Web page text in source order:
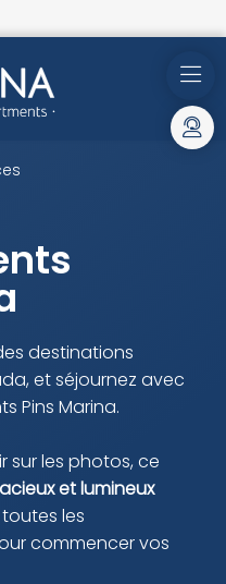
destinations
et séjournez avec
Pins Marina.
sur les photos, ce
et lumineux
les
commencer vos